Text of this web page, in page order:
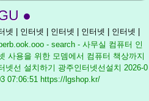
●
넷 | 인터넷 | 인터넷 | 인터넷 | 인터넷 |
- search - 사무실 컴퓨터 인
사용을 위한 모뎀에서 컴퓨터 책상까지
넷선 설치하기 광주인터넷선설치 2026-0
07:06:51 https://lgshop.kr/